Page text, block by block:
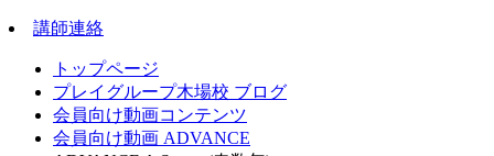
講師連絡
トップページ
プレイグループ木場校 ブログ
会員向け動画コンテンツ
会員向け動画 ADVANCE